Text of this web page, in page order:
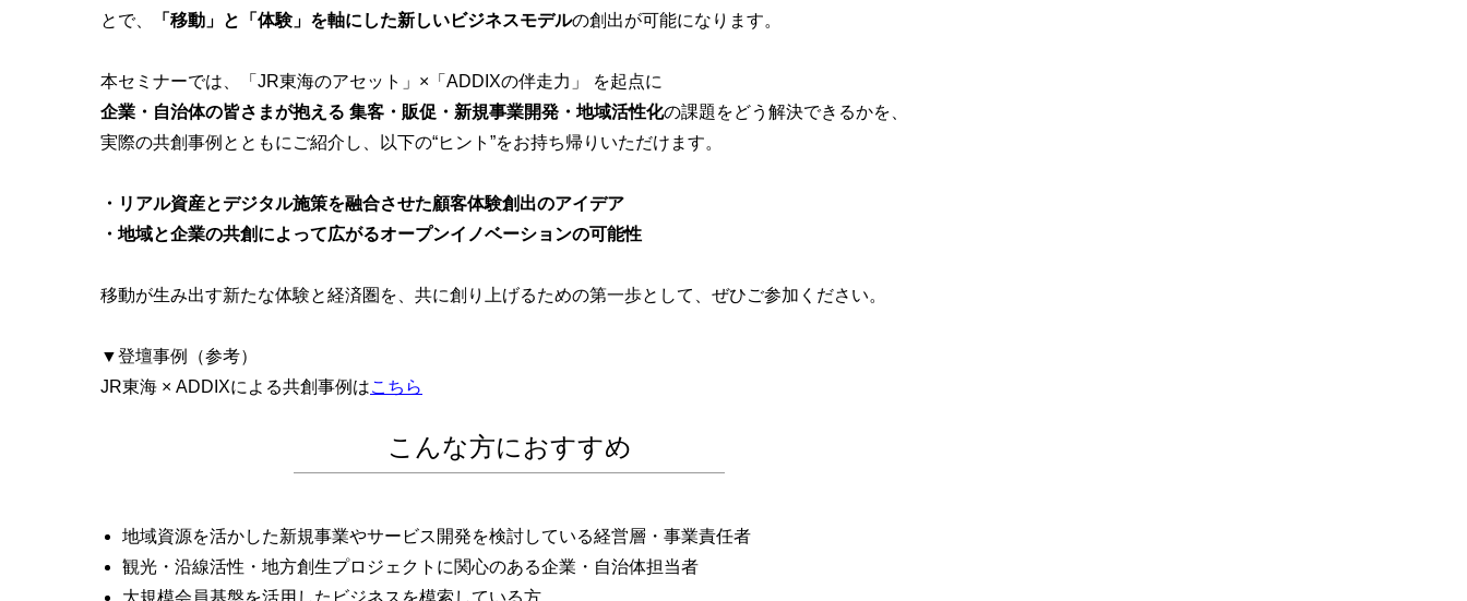
とで、 「移動」と「体験」を軸にした新しいビジネスモデルの創出が可能になります。
本セミナーでは、「JR東海のアセット」×「ADDIXの伴走力」 を起点に
企業・自治体の皆さまが抱える 集客・販促・新規事業開発・地域活性化の課題をどう解決できるかを、
実際の共創事例とともにご紹介し、以下の“ヒント”をお持ち帰りいただけます。
・リアル資産とデジタル施策を融合させた顧客体験創出のアイデア
・地域と企業の共創によって広がるオープンイノベーションの可能性
移動が生み出す新たな体験と経済圏を、共に創り上げるための第一歩として、ぜひご参加ください。
▼登壇事例（参考）
JR東海 × ADDIXによる共創事例はこちら
こんな方におすすめ
地域資源を活かした新規事業やサービス開発を検討している経営層・事業責任者
観光・沿線活性・地方創生プロジェクトに関心のある企業・自治体担当者
大規模会員基盤を活用したビジネスを模索している方